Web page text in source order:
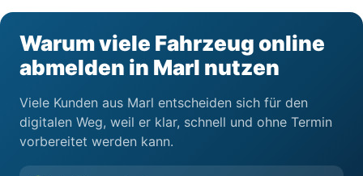
Warum viele Fahrzeug online
abmelden in Marl nutzen
Viele Kunden aus Marl entscheiden sich für den
digitalen Weg, weil er klar, schnell und ohne Termin
vorbereitet werden kann.